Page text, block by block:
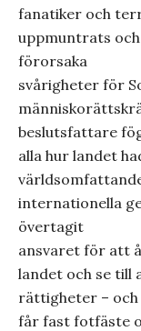
fanatiker och
uppmuntrats
förorsaka
svårigheter för
beslutsfattare
alla hur landet
internationella
övertagit
ansvaret för att
landet och se till
rättigheter –
får fast fotfäste